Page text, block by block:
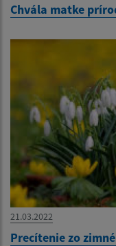
Chvála matke
21.03.2022
Precítenie zo